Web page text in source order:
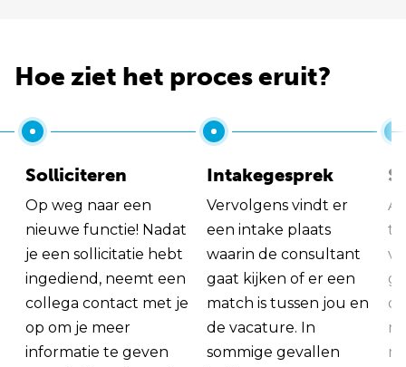
Hoe ziet het proces eruit?
Solliciteren
Op weg naar een
nieuwe functie! Nadat
je een sollicitatie hebt
ingediend, neemt een
collega contact met je
op om je meer
informatie te geven
Intakegesprek
Vervolgens vindt er
een intake plaats
waarin de consultant
gaat kijken of er een
match is tussen jou en
de vacature. In
sommige gevallen